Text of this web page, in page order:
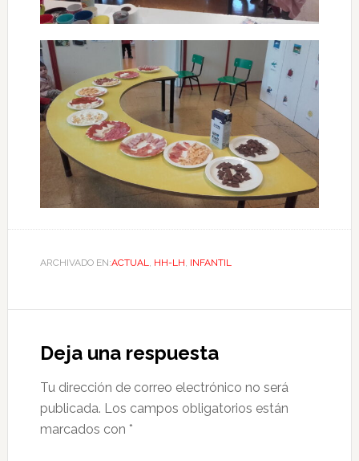
ARCHIVADO EN:ACTUAL, HH-LH, INFANTIL
Deja una respuesta
Tu dirección de correo electrónico no será
publicada. Los campos obligatorios están
marcados con *